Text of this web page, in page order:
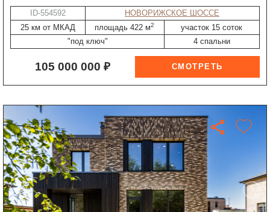
ID-554592
НОВОРИЖСКОЕ ШОССЕ
25 км от МКАД
площадь 422 м2
участок 15 соток
"под ключ"
4 спальни
105 000 000 ₽